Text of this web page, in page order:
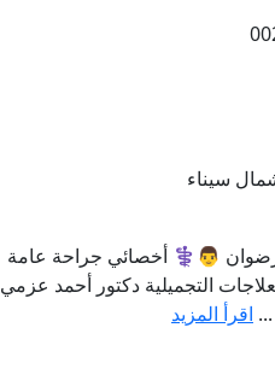
سيناء
رضوان 👨⚕️ أخصائي جراحة
التجميلية دكتور أحمد
اقرأ المزيد